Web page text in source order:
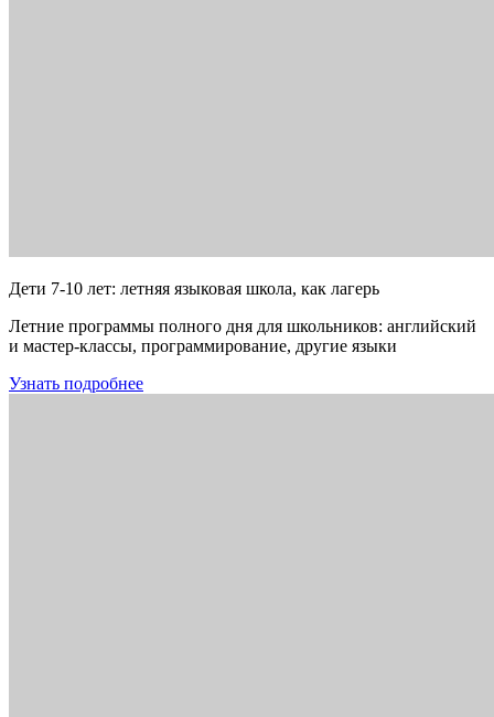
Дети 7-10 лет: летняя языковая школа, как лагерь
Летние программы полного дня для школьников: английский
и мастер-классы, программирование, другие языки
Узнать подробнее